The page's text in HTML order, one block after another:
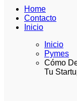
Home
Contacto
Inicio
Inicio
Pymes
Cómo
Tu